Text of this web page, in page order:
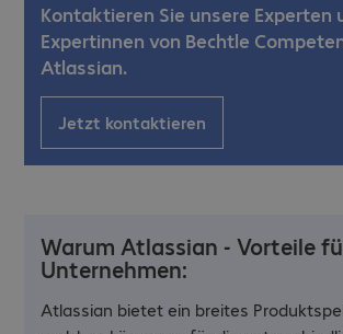
Kontaktieren Sie unsere Experten
Expertinnen von Bechtle
Atlassian.
Jetzt kontaktieren
Warum Atlassian - Vorteile
Unternehmen:
Atlassian bietet ein breites